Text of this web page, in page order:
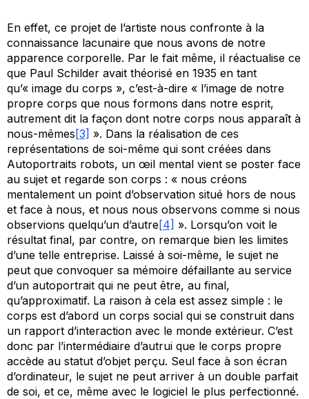
En effet, ce projet de l’artiste nous confronte à la
connaissance lacunaire que nous avons de notre
apparence corporelle. Par le fait même, il réactualise ce
que Paul Schilder avait théorisé en 1935 en tant
qu’« image du corps », c’est-à-dire « l’image de notre
propre corps que nous formons dans notre esprit,
autrement dit la façon dont notre corps nous apparaît à
nous-mêmes[3] ». Dans la réalisation de ces
représentations de soi-même qui sont créées dans
Autoportraits robots, un œil mental vient se poster face
au sujet et regarde son corps : « nous créons
mentalement un point d’observation situé hors de nous
et face à nous, et nous nous observons comme si nous
observions quelqu’un d’autre[4] ». Lorsqu’on voit le
résultat final, par contre, on remarque bien les limites
d’une telle entreprise. Laissé à soi-même, le sujet ne
peut que convoquer sa mémoire défaillante au service
d’un autoportrait qui ne peut être, au final,
qu’approximatif. La raison à cela est assez simple : le
corps est d’abord un corps social qui se construit dans
un rapport d’interaction avec le monde extérieur. C’est
donc par l’intermédiaire d’autrui que le corps propre
accède au statut d’objet perçu. Seul face à son écran
d’ordinateur, le sujet ne peut arriver à un double parfait
de soi, et ce, même avec le logiciel le plus perfectionné.